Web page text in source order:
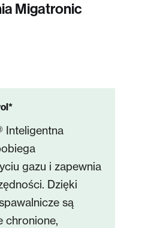
Migatronic
Inteligentna
gazu i zapewnia
Dzięki
są
chronione,